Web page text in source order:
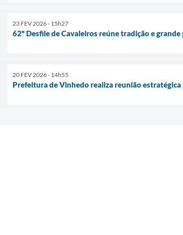
23 FEV 2026 - 15h27
62º Desfile de Cavaleiros reúne tradição e
20 FEV 2026 - 14h55
Prefeitura de Vinhedo realiza reunião estratégica